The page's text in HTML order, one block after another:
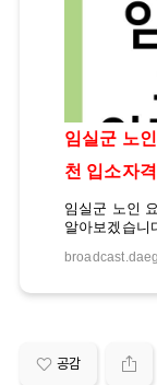
임실군 노
천 입소자
임실군 노인 요양병원 임실군 노인
알아보겠습
요양병원, 선
병원 장례식
고 있으니 지
공감